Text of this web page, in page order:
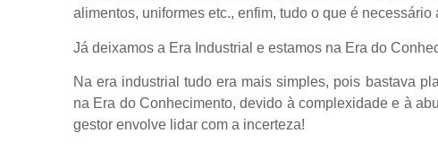
alimentos, uniformes etc., enfim, tudo o que é
Já deixamos a Era Industrial e estamos na Era do
Na era industrial tudo era mais simples, pois bastava
na Era do Conhecimento, devido à complexidade e à
gestor envolve lidar com a incerteza!